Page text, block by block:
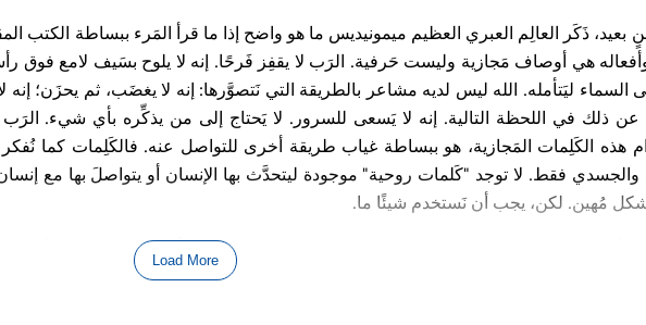
بعيد، ذَكَر العالِم العبري العظيم ميمونيديس ما هو واضح إذا ما قرأ المَرء ببساطة الكتب
هي أوصاف مَجازية وليست حَرفية. الرَب لا يقفِز فَرحًا. إنه لا يلوح بسَيف لامع فوق
السماء ليَتأمله. الله ليس لديه مشاعر بالطريقة التي نَتصوَّرها: إنه لا يغضَب، ثم يحزَن؛
عن ذلك في اللحظة التالية. إنه لا يَسعى للسرور. لا يَحتاج إلى من يذكِّره بأي شيء.
هذه الكَلِمات المَجازية، هو ببساطة غياب طريقة أخرى للتواصل عنه. فالكَلِمات كما نُفكر
والجسدي فقط. لا توجد "كَلمات روحية" موجودة ليتحدَّث بها الإنسان أو يتواصلَ بها مع
مُهين. لكن، يجب أن نَستخدم شيئًا ما.
الأمر نفسه على نِسبة العبارات المَجازية عن الله ويشوع لمجرَّد أنه في وقتٍ بالغ الأهمية
يُدعى الرَب قد تَحوَّل إلى لَحم ودم ووُضِع على كوكب الأرض. إذا كان يشوع هو الشَكل
Load More